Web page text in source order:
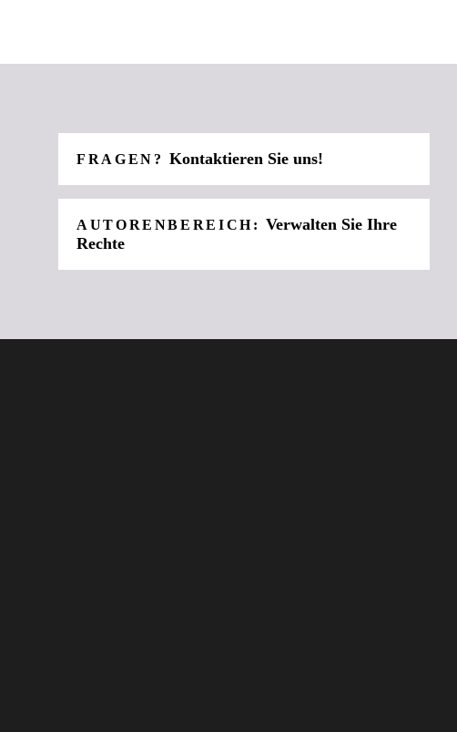
FRAGEN?Kontaktieren Sie uns!
AUTORENBEREICH:Verwalten Sie Ihre
Rechte